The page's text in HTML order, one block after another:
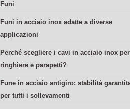
Funi
Funi in acciaio inox adatte a diverse
applicazioni
Perché scegliere i cavi in acciaio inox per
ringhiere e parapetti?
Fune in acciaio antigiro: stabilità
per tutti i sollevamenti